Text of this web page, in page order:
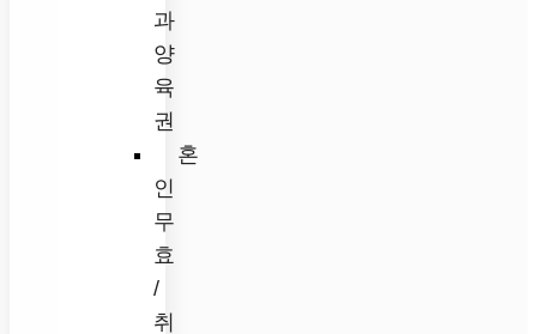
과
양
육
권
혼
인
무
효
/
취